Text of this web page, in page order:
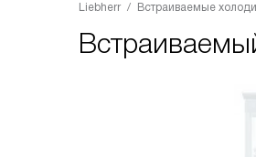
Liebherr Встраиваемые